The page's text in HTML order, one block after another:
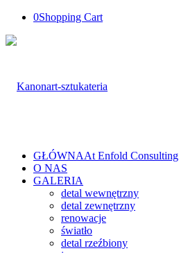
0Shopping Cart
GŁÓWNAAt Enfold Consulting
O NAS
GALERIA
detal wewnętrzny
detal zewnętrzny
renowacje
światło
detal rzeźbiony